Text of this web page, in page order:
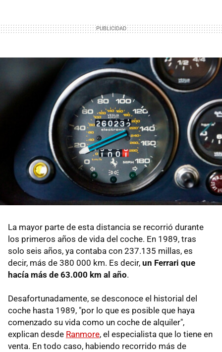
La mayor parte de esta distancia se recorrió durante
los primeros años de vida del coche. En 1989, tras
solo seis años, ya contaba con 237.135 millas, es
decir, más de 380 000 km. Es decir, un Ferrari que
hacía más de 63.000 km al año.
Desafortunadamente, se desconoce el historial del
coche hasta 1989, "por lo que es posible que haya
comenzado su vida como un coche de alquiler",
explican desde Ranmore, el especialista que lo tiene en
venta. En todo caso, habiendo recorrido más de